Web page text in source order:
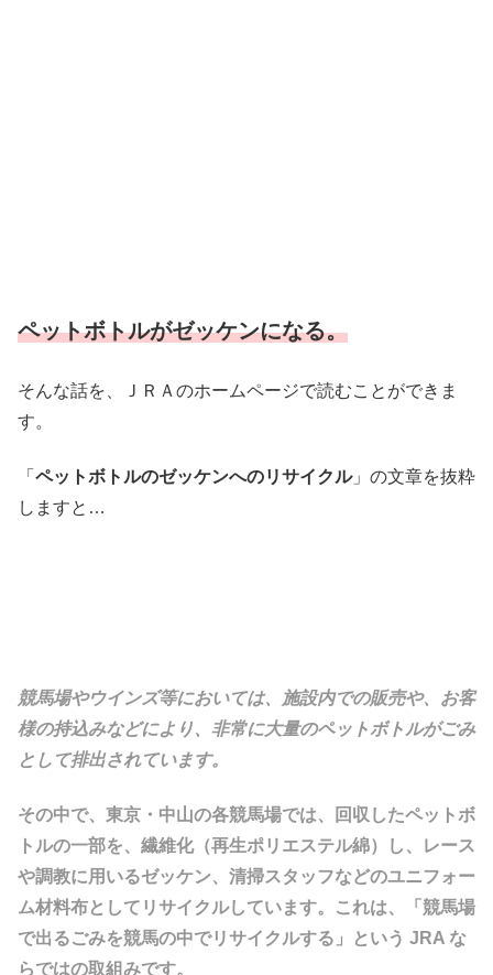
ペットボトルがゼッケンになる。
そんな話を、ＪＲＡのホームページで読むことができま
す。
「 ペットボトルのゼッケンへのリサイクル」の文章を抜粋
しますと…
競馬場やウインズ等においては、施設内での販売や、お客
様の持込みなどにより、非常に大量のペットボトルがごみ
として排出されています。
その中で、東京・中山の各競馬場では、回収したペットボ
トルの一部を、繊維化（再生ポリエステル綿）し、レース
や調教に用いるゼッケン、清掃スタッフなどのユニフォー
ム材料布としてリサイクルしています。これは、「競馬場
で出るごみを競馬の中でリサイクルする」という JRA な
らではの取組みです。